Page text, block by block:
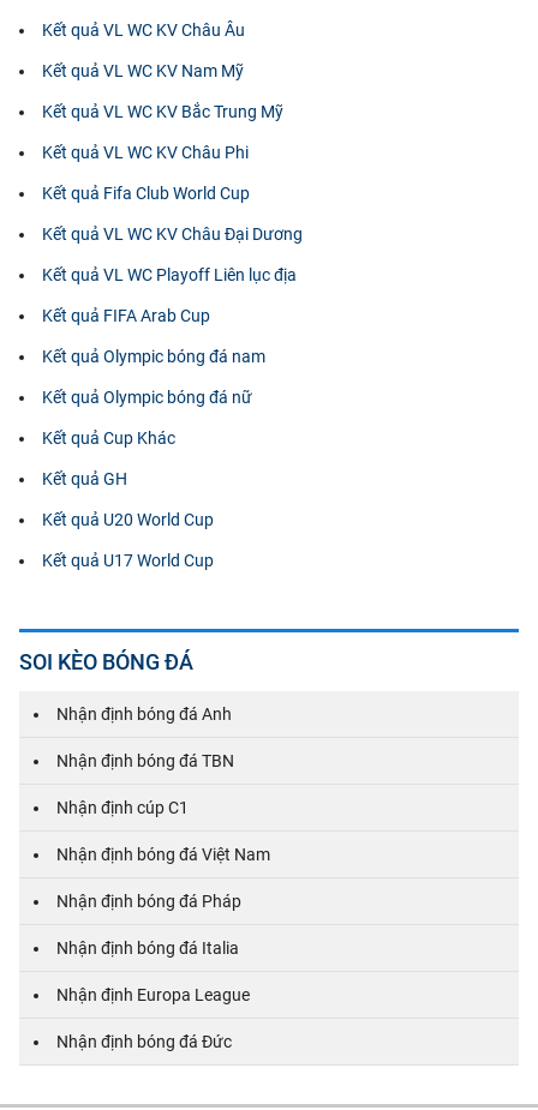
Kết quả VL WC KV Châu Âu
Kết quả VL WC KV Nam Mỹ
Kết quả VL WC KV Bắc Trung Mỹ
Kết quả VL WC KV Châu Phi
Kết quả Fifa Club World Cup
Kết quả VL WC KV Châu Đại Dương
Kết quả VL WC Playoff Liên lục địa
Kết quả FIFA Arab Cup
Kết quả Olympic bóng đá nam
Kết quả Olympic bóng đá nữ
Kết quả Cup Khác
Kết quả GH
Kết quả U20 World Cup
Kết quả U17 World Cup
SOI KÈO BÓNG ĐÁ
Nhận định bóng đá Anh
Nhận định bóng đá TBN
Nhận định cúp C1
Nhận định bóng đá Việt Nam
Nhận định bóng đá Pháp
Nhận định bóng đá Italia
Nhận định Europa League
Nhận định bóng đá Đức